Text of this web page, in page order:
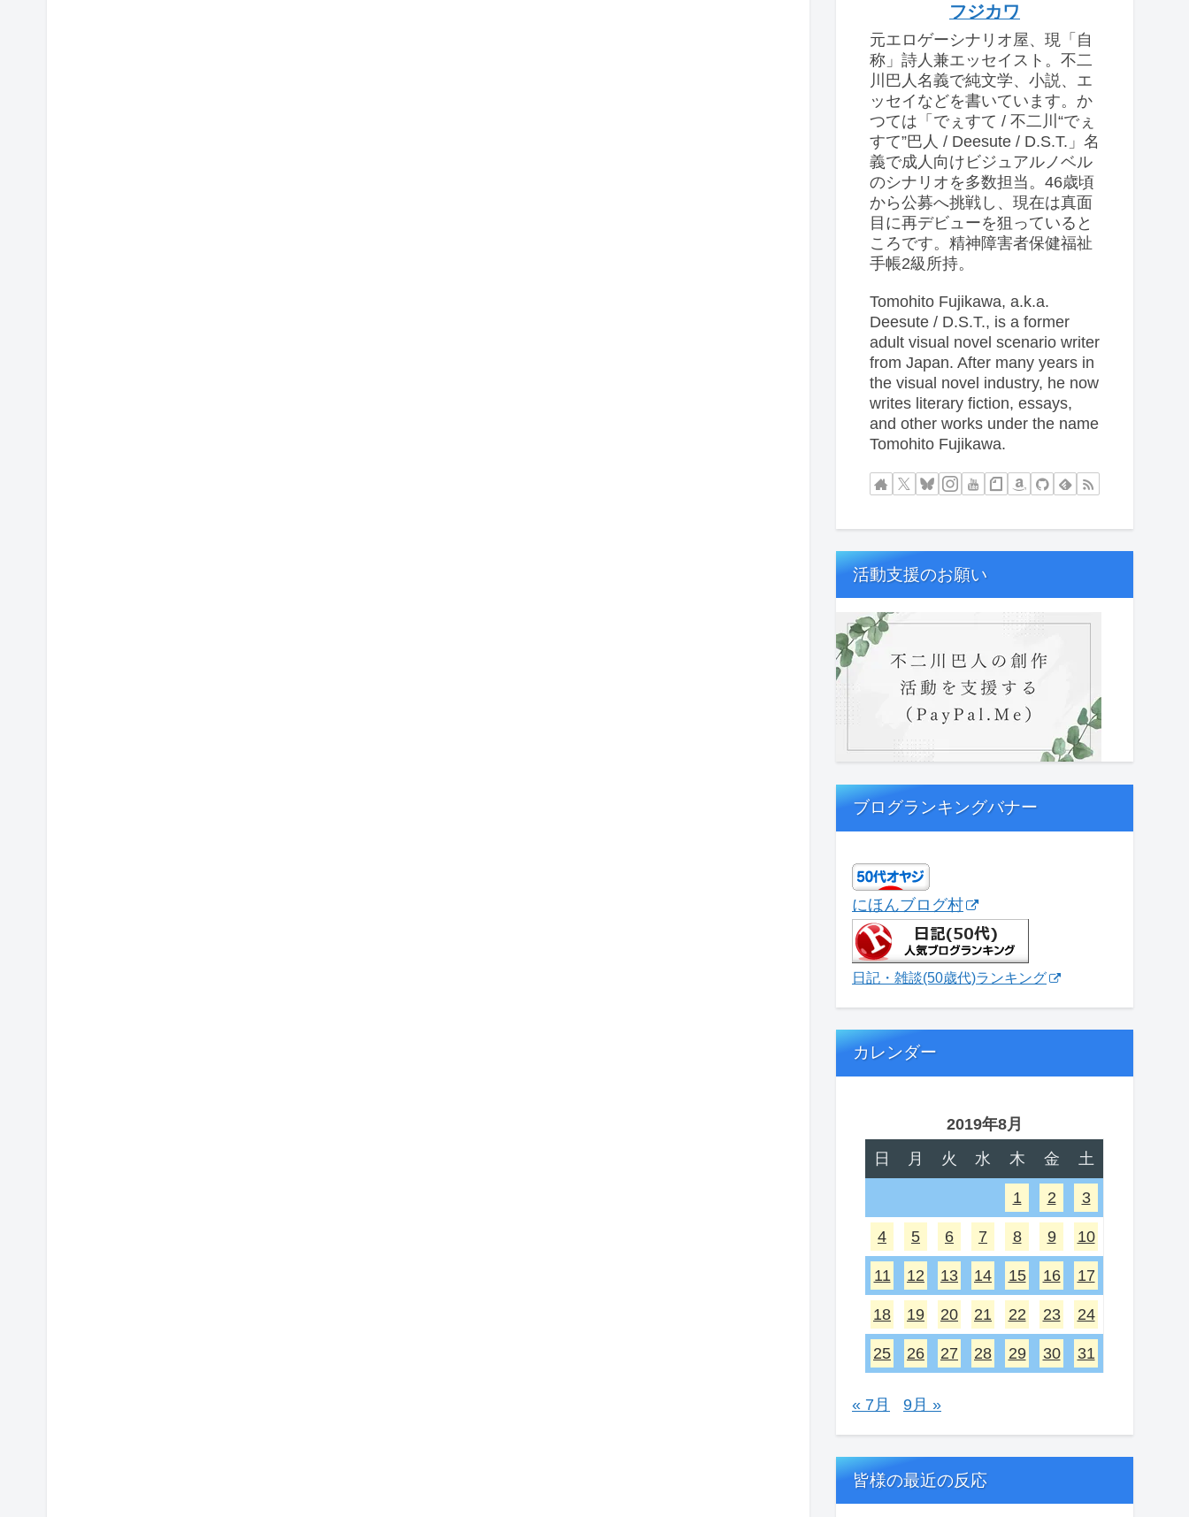
フジカワ
元エロゲーシナリオ屋、現「自
称」詩人兼エッセイスト。不二
川巴人名義で純文学、小説、エ
ッセイなどを書いています。か
つては「でぇすて / 不二川“でぇ
すて”巴人 / Deesute / D.S.T.」名
義で成人向けビジュアルノベル
のシナリオを多数担当。46歳頃
から公募へ挑戦し、現在は真面
目に再デビューを狙っていると
ころです。精神障害者保健福祉
手帳2級所持。
Tomohito Fujikawa, a.k.a.
Deesute / D.S.T., is a former
adult visual novel scenario writer
from Japan. After many years in
the visual novel industry, he now
writes literary fiction, essays,
and other works under the name
Tomohito Fujikawa.
活動支援のお願い
ブログランキングバナー
にほんブログ村
日記・雑談(50歳代)ランキング
カレンダー
2019年8月
日
月 火 水 木 金 土
1 2 3
4 5 6 7 8 9 10
11 12 13 14 15 16 17
18 19 20 21 22 23 24
25 26 27 28 29 30 31
« 7月 9月 »
皆様の最近の反応